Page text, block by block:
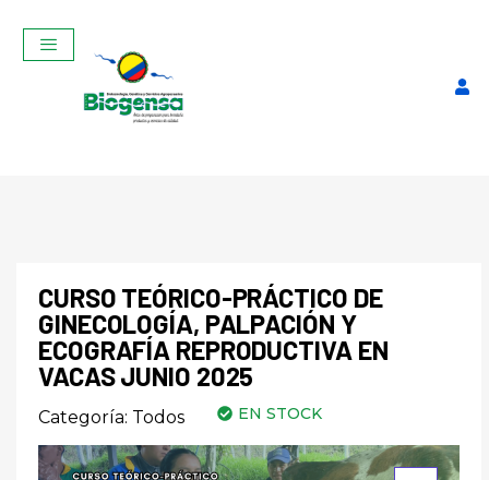
CURSO TEÓRICO-PRÁCTICO DE
GINECOLOGÍA, PALPACIÓN Y
ECOGRAFÍA REPRODUCTIVA EN
VACAS JUNIO 2025
Categoría: Todos EN STOCK
SALVA TU GANADO:
PRIMEROS AUXILIOS
BOVINOS MARZO 2026
$150,00